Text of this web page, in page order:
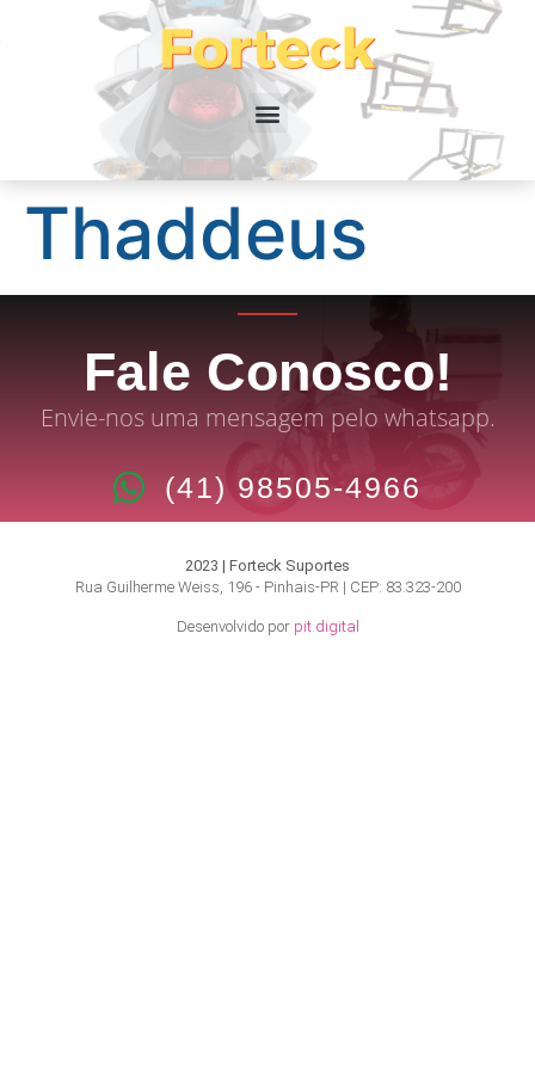
Thaddeus
Fale Conosco!
Envie-nos uma mensagem pelo whatsapp.
(41) 98505-4966
2023 | Forteck Suportes
Rua Guilherme Weiss, 196 - Pinhais-PR | CEP: 83.323-200
Desenvolvido por pit.digital